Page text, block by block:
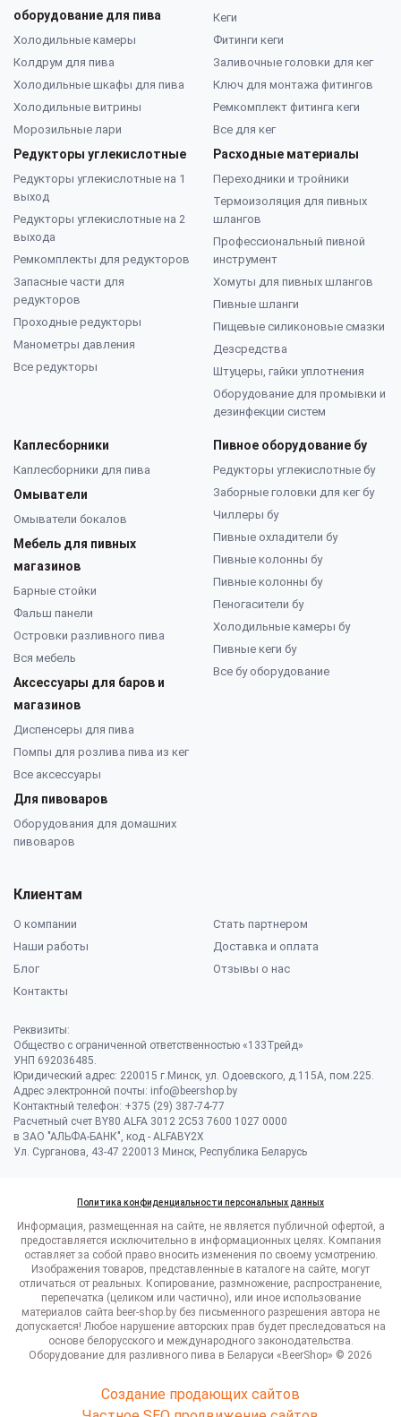
оборудование для пива
Холодильные камеры
Колдрум для пива
Холодильные шкафы для пива
Холодильные витрины
Морозильные лари
Редукторы углекислотные
Редукторы углекислотные на 1
выход
Редукторы углекислотные на 2
выхода
Ремкомплекты для редукторов
Запасные части для
редукторов
Проходные редукторы
Манометры давления
Все редукторы
Кеги
Фитинги кеги
Заливочные головки для кег
Ключ для монтажа фитингов
Ремкомплект фитинга кеги
Все для кег
Расходные материалы
Переходники и тройники
Термоизоляция для пивных
шлангов
Профессиональный пивной
инструмент
Хомуты для пивных шлангов
Пивные шланги
Пищевые силиконовые смазки
Дезсредства
Штуцеры, гайки уплотнения
Оборудование для промывки и
дезинфекции систем
Каплесборники
Каплесборники для пива
Омыватели
Омыватели бокалов
Мебель для пивных
магазинов
Барные стойки
Фальш панели
Островки разливного пива
Вся мебель
Аксессуары для баров и
магазинов
Диспенсеры для пива
Помпы для розлива пива из кег
Все аксессуары
Для пивоваров
Оборудования для домашних
пивоваров
Пивное оборудование бу
Редукторы углекислотные бу
Заборные головки для кег бу
Чиллеры бу
Пивные охладители бу
Пивные колонны бу
Пивные колонны бу
Пеногасители бу
Холодильные камеры бу
Пивные кеги бу
Все бу оборудование
Клиентам
О компании
Стать партнером
Наши работы
Доставка и оплата
Блог
Отзывы о нас
Контакты
Реквизиты:
Общество с ограниченной ответственностью «133Трейд»
УНП 692036485​.
Юридический адрес: 220015 г.Минск, ул. Одоевского, д.115А, пом.225.
Адрес электронной почты: info@beershop.by
Контактный телефон: +375 (29) 387-74-77
Расчетный счет BY80 ALFA 3012 2C53 7600 1027 0000
в ЗАО "АЛЬФА-БАНК", код - ALFABY2X
Ул. Сурганова, 43-47 220013 Минск, Республика Беларусь
Политика конфиденциальности персональных данных
Информация, размещенная на сайте, не является публичной офертой, а
предоставляется исключительно в информационных целях. Компания
оставляет за собой право вносить изменения по своему усмотрению.
Изображения товаров, представленные в каталоге на сайте, могут
отличаться от реальных. Копирование, размножение, распространение,
перепечатка (целиком или частично), или иное использование
материалов сайта beer-shop.by без письменного разрешения автора не
допускается! Любое нарушение авторских прав будет преследоваться на
основе белорусского и международного законодательства.
Оборудование для разливного пива в Беларуси «BeerShop» © 2026
Создание продающих сайтов